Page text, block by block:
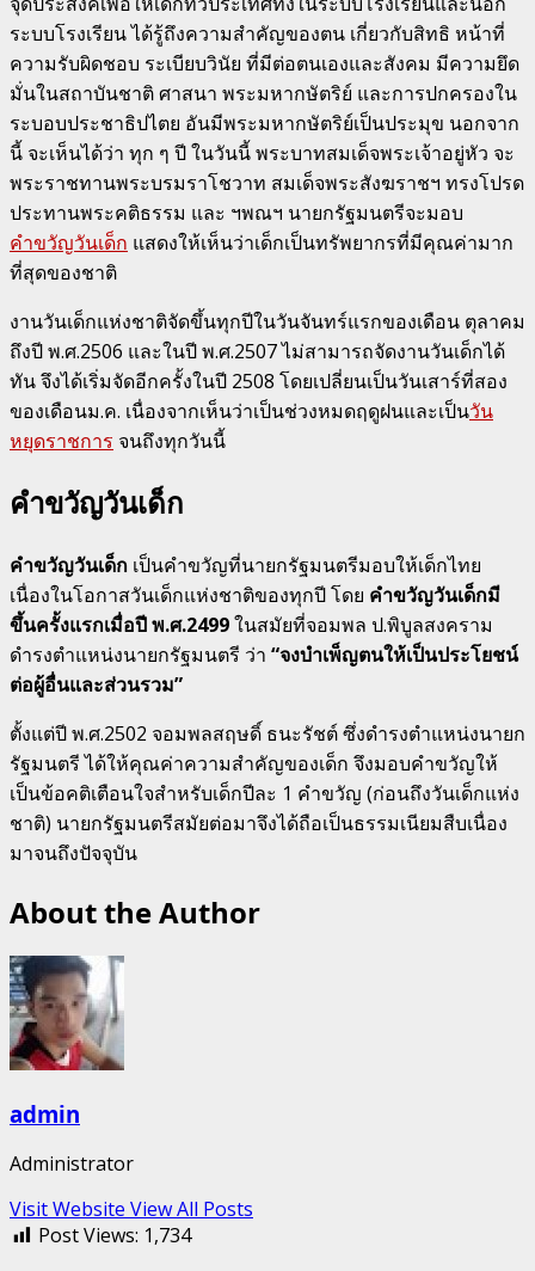
ระบบโรงเรียน ได้รู้ถึงความสำคัญของตน เกี่ยวกับสิทธิ หน้าที่
ความรับผิดชอบ ระเบียบวินัย ที่มีต่อตนเองและสังคม มีความยึด
มั่นในสถาบันชาติ ศาสนา พระมหากษัตริย์ และการปกครองใน
ระบอบประชาธิปไตย อันมีพระมหากษัตริย์เป็นประมุข นอกจาก
นี้ จะเห็นได้ว่า ทุก ๆ ปี ในวันนี้ พระบาทสมเด็จพระเจ้าอยู่หัว จะ
พระราชทานพระบรมราโชวาท สมเด็จพระสังฆราชฯ ทรงโปรด
ประทานพระคติธรรม และ ฯพณฯ นายกรัฐมนตรีจะมอบ
คำขวัญวันเด็ก แสดงให้เห็นว่าเด็กเป็นทรัพยากรที่มีคุณค่ามาก
ที่สุดของชาติ
งานวันเด็กแห่งชาติจัดขึ้นทุกปีในวันจันทร์แรกของเดือน ตุลาคม
ถึงปี พ.ศ.2506 และในปี พ.ศ.2507 ไม่สามารถจัดงานวันเด็กได้
ทัน จึงได้เริ่มจัดอีกครั้งในปี 2508 โดยเปลี่ยนเป็นวันเสาร์ที่สอง
ของเดือนม.ค. เนื่องจากเห็นว่าเป็นช่วงหมดฤดูฝนและเป็นวัน
หยุดราชการ จนถึงทุกวันนี้
คำขวัญวันเด็ก
คำขวัญวันเด็ก เป็นคำขวัญที่นายกรัฐมนตรีมอบให้เด็กไทย
เนื่องในโอกาสวันเด็กแห่งชาติของทุกปี โดย คำขวัญวันเด็กมี
ขึ้นครั้งแรกเมื่อปี พ.ศ.2499ในสมัยที่จอมพล ป.พิบูลสงคราม
ดำรงตำแหน่งนายกรัฐมนตรี ว่า “จงบำเพ็ญตนให้เป็นประโยชน์
ต่อผู้อื่นและส่วนรวม”
ตั้งแต่ปี พ.ศ.2502 จอมพลสฤษดิ์ ธนะรัชต์ ซึ่งดำรงตำแหน่งนายก
รัฐมนตรี ได้ให้คุณค่าความสำคัญของเด็ก จึงมอบคำขวัญให้
เป็นข้อคติเตือนใจสำหรับเด็กปีละ 1 คำขวัญ (ก่อนถึงวันเด็กแห่ง
ชาติ) นายกรัฐมนตรีสมัยต่อมาจึงได้ถือเป็นธรรมเนียมสืบเนื่อง
มาจนถึงปัจจุบัน
About the Author
admin
Administrator
Visit Website View All Posts
Post Views: 1,734